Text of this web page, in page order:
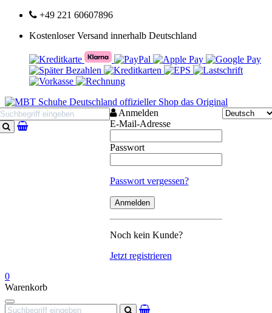
+49 221 60607896
Kostenloser Versand innerhalb Deutschland
Suchen
Anmelden
E-Mail-Adresse
Passwort
Passwort vergessen?
Noch kein Kunde?
Jetzt registrieren
0
Warenkorb
Navigation